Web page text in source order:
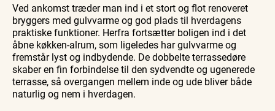
Ved ankomst træder man ind i et stort og flot renoveret
bryggers med gulvvarme og god plads til hverdagens
praktiske funktioner. Herfra fortsætter boligen ind i det
åbne køkken-alrum, som ligeledes har gulvvarme og
fremstår lyst og indbydende. De dobbelte terrassedøre
skaber en fin forbindelse til den sydvendte og ugenerede
terrasse, så overgangen mellem inde og ude bliver både
naturlig og nem i hverdagen.